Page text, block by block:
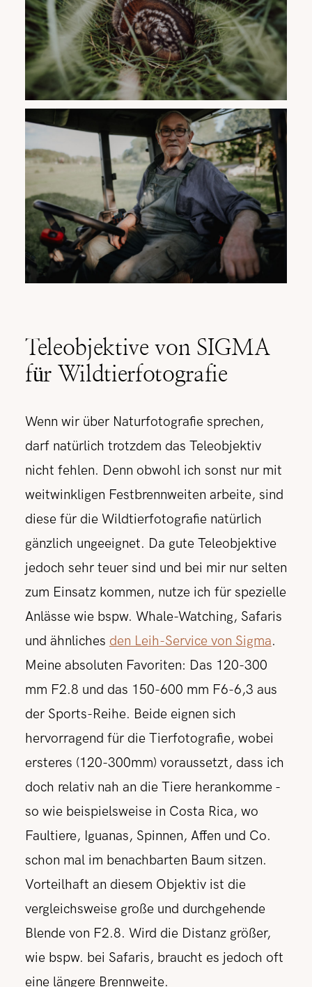
Teleobjektive von SIGMA
für Wildtierfotografie
Wenn wir über Naturfotografie sprechen,
darf natürlich trotzdem das Teleobjektiv
nicht fehlen. Denn obwohl ich sonst nur mit
weitwinkligen Festbrennweiten arbeite, sind
diese für die Wildtierfotografie natürlich
gänzlich ungeeignet. Da gute Teleobjektive
jedoch sehr teuer sind und bei mir nur selten
zum Einsatz kommen, nutze ich für spezielle
Anlässe wie bspw. Whale-Watching, Safaris
und ähnliches den Leih-Service von Sigma.
Meine absoluten Favoriten: Das 120-300
mm F2.8 und das 150-600 mm F6-6,3 aus
der Sports-Reihe. Beide eignen sich
hervorragend für die Tierfotografie, wobei
ersteres (120-300mm) voraussetzt, dass ich
doch relativ nah an die Tiere herankomme -
so wie beispielsweise in Costa Rica, wo
Faultiere, Iguanas, Spinnen, Affen und Co.
schon mal im benachbarten Baum sitzen.
Vorteilhaft an diesem Objektiv ist die
vergleichsweise große und durchgehende
Blende von F2.8. Wird die Distanz größer,
wie bspw. bei Safaris, braucht es jedoch oft
eine längere Brennweite.